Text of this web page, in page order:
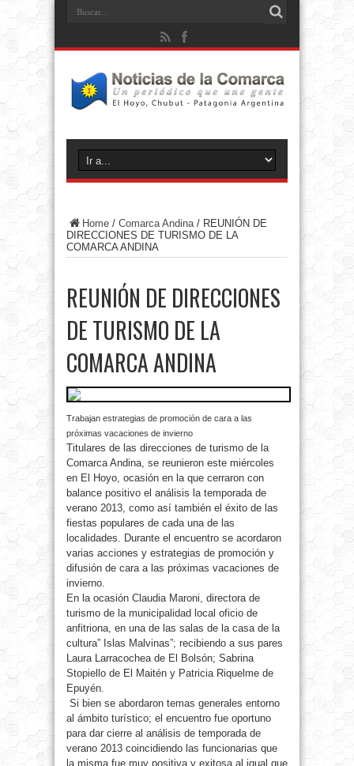
Home / Comarca Andina/ REUNIÓN DE
DIRECCIONES DE TURISMO DE LA
COMARCA ANDINA
REUNIÓN DE DIRECCIONES
DE TURISMO DE LA
COMARCA ANDINA
Trabajan estrategias de promoción de cara a las
próximas vacaciones de invierno
Titulares de las direcciones de turismo de la
Comarca Andina, se reunieron este miércoles
en El
Hoyo, ocasión en la que cerraron con
balance positivo el análisis la temporada de
verano 2013, como así también el éxito de las
fiestas populares de cada una de las
localidades. Durante el encuentro se acordaron
varias acciones y estrategias de promoción y
difusión de cara a las próximas vacaciones de
invierno.
En la ocasión Claudia Maroni, directora de
turismo de la municipalidad local oficio de
anfitriona, en una de las salas de la casa de la
cultura” Islas Malvinas”; recibiendo a sus pares
Laura Larracochea de El Bolsón; Sabrina
Stopiello de El Maitén y Patricia Riquelme de
Epuyén.
Si bien se abordaron temas generales entorno
al ámbito turístico; el encuentro fue oportuno
para dar cierre al análisis de temporada de
verano 2013 coincidiendo las funcionarias que
la misma fue muy positiva y exitosa al igual que